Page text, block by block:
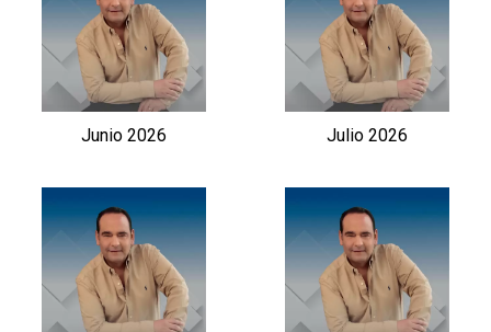
Junio 2026 Julio 2026